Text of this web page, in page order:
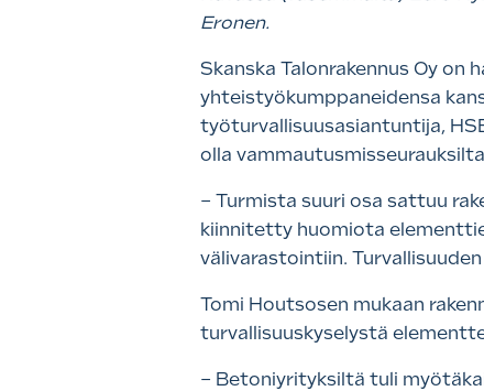
Eronen.
Skanska Talonrakennus Oy on
yhteistyökumppaneidensa
työturvallisuusasiantuntija,
olla
– Turmista suuri osa sattuu
kiinnitetty huomiota
välivarastointiin.
Tomi Houtsosen mukaan
turvallisuuskyselystä
– Betoniyrityksiltä tuli